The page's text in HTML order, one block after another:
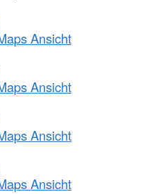
Ansicht
Ansicht
Ansicht
Ansicht